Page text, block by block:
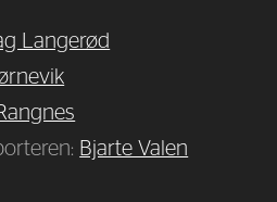
Langerød
Bjarte Valen